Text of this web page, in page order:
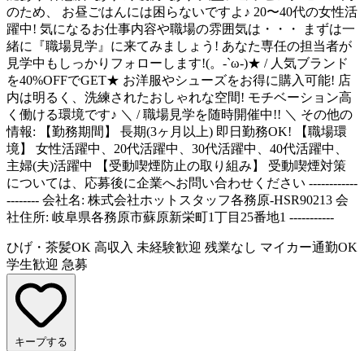
のため、 お昼ごはんには困らないですよ♪ 20〜40代の女性活
躍中! 気になるお仕事内容や職場の雰囲気は・・・ まずは一
緒に『職場見学』に来てみましょう! あなた専任の担当者が
見学中もしっかりフォローします!(。-`ω-)★ / 人気ブランド
を40%OFFでGET★ お洋服やシューズをお得に購入可能! 店
内は明るく、洗練されたおしゃれな空間! モチベーション高
く働ける環境です♪ ＼ / 職場見学を随時開催中!! ＼ その他の
情報: 【勤務期間】 長期(3ヶ月以上) 即日勤務OK! 【職場環
境】 女性活躍中、20代活躍中、30代活躍中、40代活躍中、
主婦(夫)活躍中 【受動喫煙防止の取り組み】 受動喫煙対策
については、応募後に企業へお問い合わせください ------------
-------- 会社名: 株式会社ホットスタッフ各務原-HSR90213 会
社住所: 岐阜県各務原市蘇原新栄町1丁目25番地1 -----------
ひげ・茶髪OK 高収入 未経験歓迎 残業なし マイカー通勤OK
学生歓迎 急募
キープする